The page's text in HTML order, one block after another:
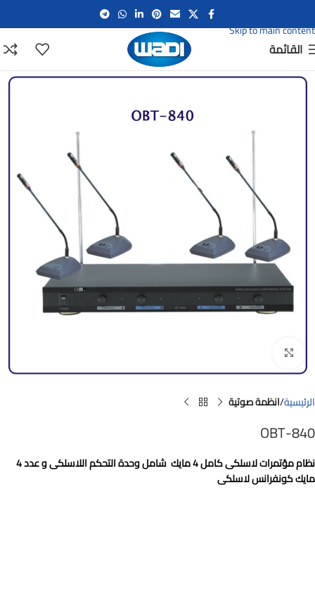
Skip to main content
القائمة
الرئيسية انظمة صوتية
OBT-840
نظام مؤتمرات لاسلكى كامل 4 مايك شامل وحدة التحكم اللاسلكى و عدد 4
مايك كونفرانس لاسلكى